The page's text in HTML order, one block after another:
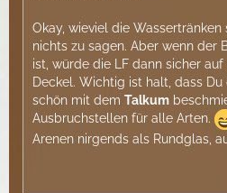
Okay, wieviel die
nichts zu sagen. Aber wenn der
ist, würde die LF dann sicher auf
Deckel. Wichtig ist halt, dass
schön mit dem Talkum
Ausbruchstellen für alle Arten.
Arenen nirgends als Rundglas,